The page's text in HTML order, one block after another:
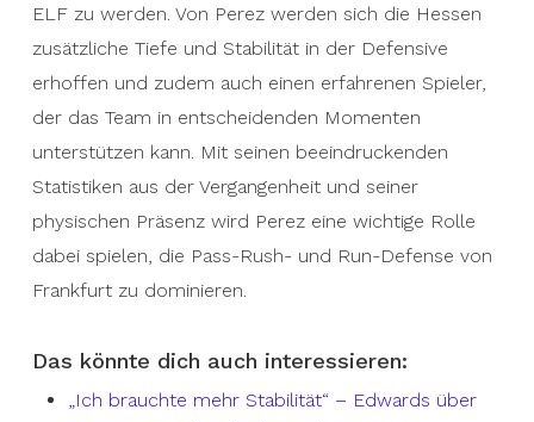
ELF zu werden. Von Perez werden sich die Hessen
zusätzliche Tiefe und Stabilität in der Defensive
erhoffen und zudem auch einen erfahrenen Spieler,
der das Team in entscheidenden Momenten
unterstützen kann. Mit seinen beeindruckenden
Statistiken aus der Vergangenheit und seiner
physischen Präsenz wird Perez eine wichtige Rolle
dabei spielen, die Pass-Rush- und Run-Defense von
Frankfurt zu dominieren.
Das könnte dich auch interessieren:
„Ich brauchte mehr Stabilität“ – Edwards über